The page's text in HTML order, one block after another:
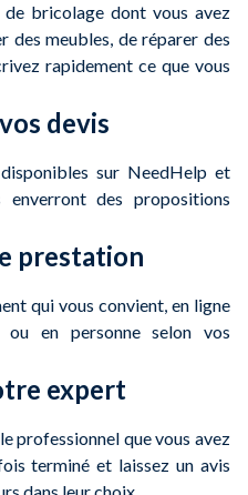
bricolage dont vous avez
des meubles, de réparer des
rapidement ce que vous
devis
sur NeedHelp et
des propositions
prestation
qui vous convient, en ligne
en personne selon vos
expert
professionnel que vous avez
terminé et laissez un avis